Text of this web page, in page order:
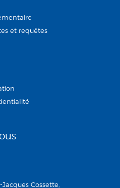
et requêtes
Cossette,